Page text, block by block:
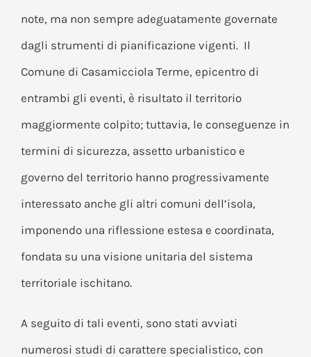
note, ma non sempre adeguatamente governate
dagli strumenti di pianificazione vigenti. Il
Comune di Casamicciola Terme, epicentro di
entrambi gli eventi, è risultato il territorio
maggiormente colpito; tuttavia, le conseguenze in
termini di sicurezza, assetto urbanistico e
governo del territorio hanno progressivamente
interessato anche gli altri comuni dell’isola,
imponendo una riflessione estesa e coordinata,
fondata su una visione unitaria del sistema
territoriale ischitano.
A seguito di tali eventi, sono stati avviati
numerosi studi di carattere specialistico, con